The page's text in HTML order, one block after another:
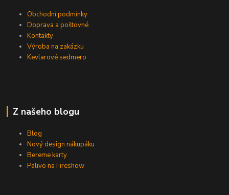
Obchodní podmínky
Doprava a poštovné
Kontakty
Výroba na zakázku
Kevlarové sedmero
Z našeho blogu
Blog
Nový design nákupáku
Bereme karty
Palivo na Fireshow